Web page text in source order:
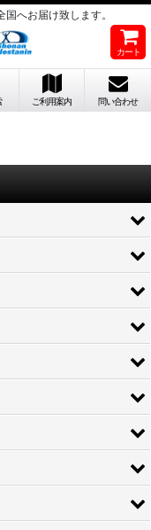
へお届け致します。
カート
ご利用案内 問い合わせ